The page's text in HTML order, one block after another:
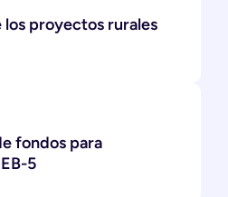
proyectos rurales
fondos para
5